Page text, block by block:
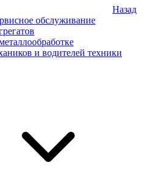
Назад
обслуживание
и водителей техники